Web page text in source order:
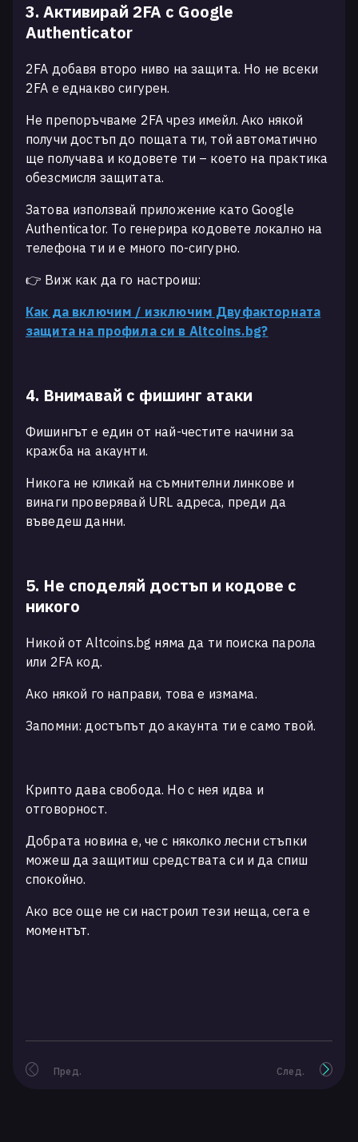
3. Активирай 2FA с Google
Authenticator
2FA добавя второ ниво на защита. Но не всеки
2FA е еднакво сигурен.
Не препоръчваме 2FA чрез имейл. Ако някой
получи достъп до пощата ти, той автоматично
ще получава и кодовете ти – което на практика
обезсмисля защитата.
Затова използвай приложение като Google
Authenticator. То генерира кодовете локално на
телефона ти и е много по-сигурно.
👉 Виж как да го настроиш:
Как да включим / изключим Двуфакторната
защита на профила си в Altcoins.bg?
4. Внимавай с фишинг атаки
Фишингът е един от най-честите начини за
кражба на акаунти.
Никога не кликай на съмнителни линкове и
винаги проверявай URL адреса, преди да
въведеш данни.
5. Не споделяй достъп и кодове с
никого
Никой от Altcoins.bg няма да ти поиска парола
или 2FA код.
Ако някой го направи, това е измама.
Запомни: достъпът до акаунта ти е само твой.
Крипто дава свобода. Но с нея идва и
отговорност.
Добрата новина е, че с няколко лесни стъпки
можеш да защитиш средствата си и да спиш
спокойно.
Ако все още не си настроил тези неща, сега е
моментът.
Пред. След.